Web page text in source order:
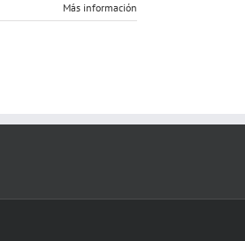
Más información